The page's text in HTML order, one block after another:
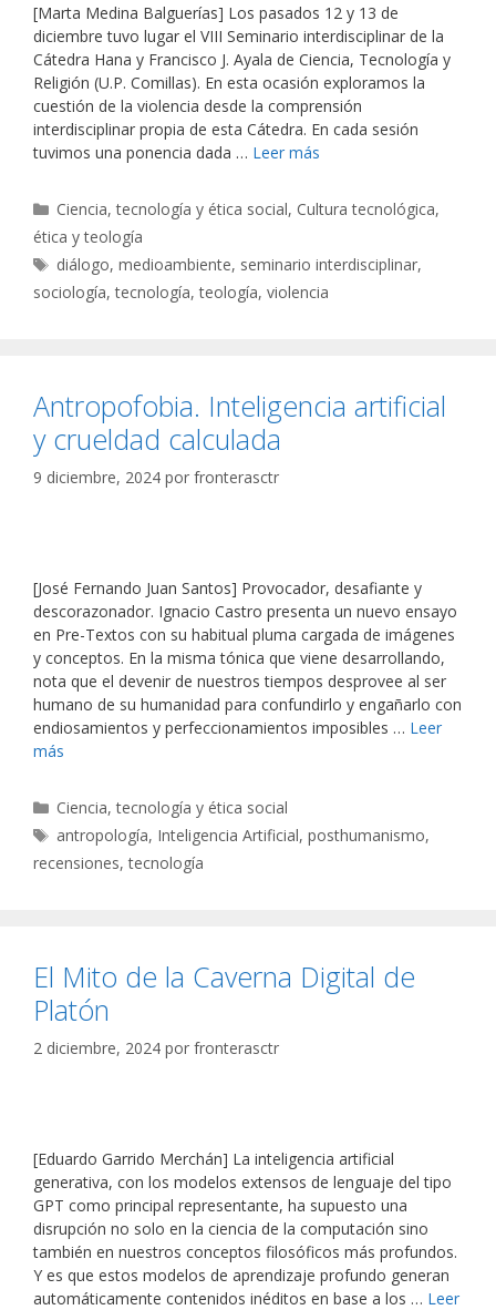
[Marta Medina Balguerías] Los pasados 12 y 13 de
diciembre tuvo lugar el VIII Seminario interdisciplinar de la
Cátedra Hana y Francisco J. Ayala de Ciencia, Tecnología y
Religión (U.P. Comillas). En esta ocasión exploramos la
cuestión de la violencia desde la comprensión
interdisciplinar propia de esta Cátedra. En cada sesión
tuvimos una ponencia dada … Leer más
Categorías
Ciencia, tecnología y ética social, Cultura tecnológica,
ética y teología
Etiquetas
diálogo,medioambiente, seminario interdisciplinar,
sociología,tecnología,teología, violencia
Antropofobia. Inteligencia artificial
y crueldad calculada
9 diciembre, 2024 por fronterasctr
[José Fernando Juan Santos] Provocador, desafiante y
descorazonador. Ignacio Castro presenta un nuevo ensayo
en Pre-Textos con su habitual pluma cargada de imágenes
y conceptos. En la misma tónica que viene desarrollando,
nota que el devenir de nuestros tiempos desprovee al ser
humano de su humanidad para confundirlo y engañarlo con
endiosamientos y perfeccionamientos imposibles … Leer
más
Categorías
Ciencia, tecnología y ética social
Etiquetas
antropología, Inteligencia Artificial,posthumanismo,
recensiones,tecnología
El Mito de la Caverna Digital de
Platón
2 diciembre, 2024 por fronterasctr
[Eduardo Garrido Merchán] La inteligencia artificial
generativa, con los modelos extensos de lenguaje del tipo
GPT como principal representante, ha supuesto una
disrupción no solo en la ciencia de la computación sino
también en nuestros conceptos filosóficos más profundos.
Y es que estos modelos de aprendizaje profundo generan
automáticamente contenidos inéditos en base a los … Leer